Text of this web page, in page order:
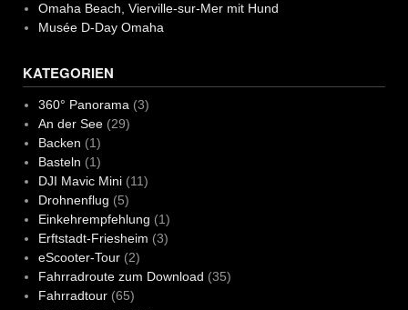
Omaha Beach, Vierville-sur-Mer mit Hund
Musée D-Day Omaha
KATEGORIEN
360° Panorama (3)
An der See(29)
Backen (1)
Basteln (1)
DJI Mavic Mini(11)
Drohnenflug (5)
Einkehrempfehlung (1)
Erftstadt-Friesheim (3)
eScooter-Tour(2)
Fahrradroute zum Download (35)
Fahrradtour(65)